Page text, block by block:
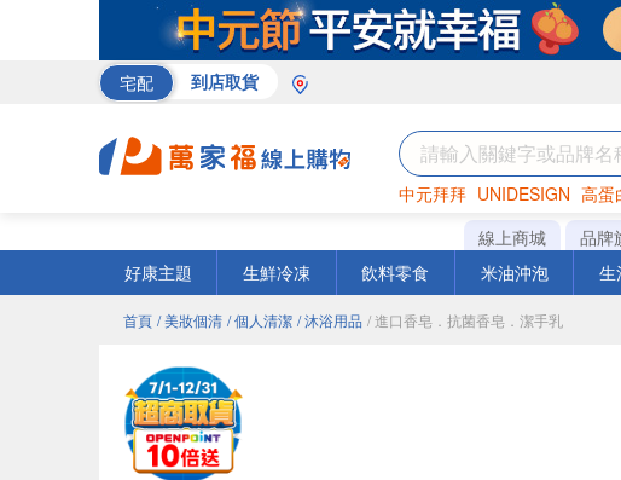
宅配 到店取貨
中元拜拜 UNIDESIGN 高蛋
罐頭 咖啡 海苔
線上商城 品牌
好康主題
生鮮冷凍 飲料零食 米油沖泡 生
首頁 / 美妝個清 / 個人清潔 / 沐浴用品 / 進口香皂．抗菌香皂．潔手乳